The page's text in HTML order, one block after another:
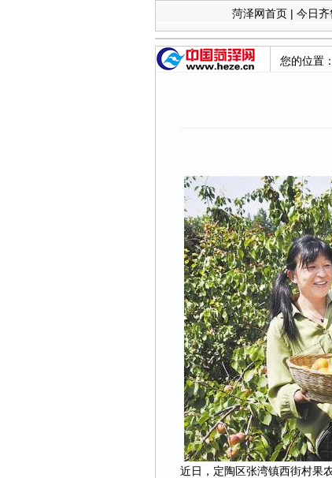
菏泽网首页 | 今日齐
您的位置：
近日，定陶区张湾镇西街村果